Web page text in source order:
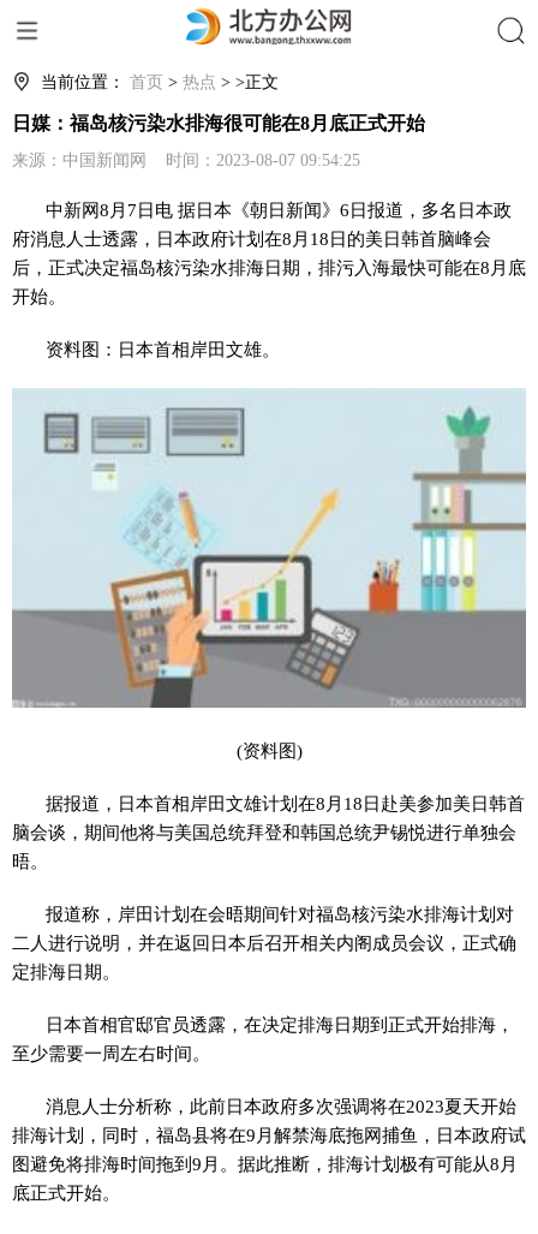
当前位置： 首页 > 热点 > >正文
日媒：福岛核污染水排海很可能在8月底正式开始
来源：中国新闻网 时间：2023-08-07 09:54:25
中新网8月7日电 据日本《朝日新闻》6日报道，多名日本政
府消息人士透露，日本政府计划在8月18日的美日韩首脑峰会
后，正式决定福岛核污染水排海日期，排污入海最快可能在8月底
开始。
资料图：日本首相岸田文雄。
(资料图)
据报道，日本首相岸田文雄计划在8月18日赴美参加美日韩首
脑会谈，期间他将与美国总统拜登和韩国总统尹锡悦进行单独会
晤。
报道称，岸田计划在会晤期间针对福岛核污染水排海计划对
二人进行说明，并在返回日本后召开相关内阁成员会议，正式确
定排海日期。
日本首相官邸官员透露，在决定排海日期到正式开始排海，
至少需要一周左右时间。
消息人士分析称，此前日本政府多次强调将在2023夏天开始
排海计划，同时，福岛县将在9月解禁海底拖网捕鱼，日本政府试
图避免将排海时间拖到9月。据此推断，排海计划极有可能从8月
底正式开始。